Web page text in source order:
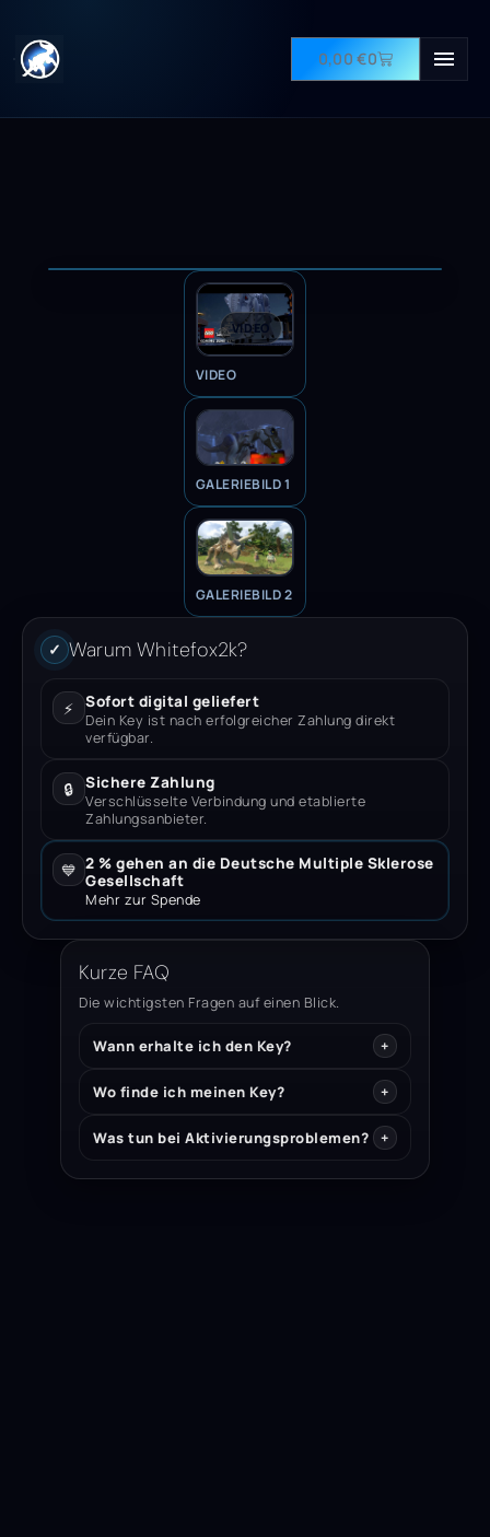
0,00€0
VIDEO
VIDEO
GALERIEBILD 1
GALERIEBILD 2
✓ Warum Whitefox2k?
⚡ Sofort digital geliefert
Dein Key ist nach erfolgreicher Zahlung direkt
verfügbar.
🔒 Sichere Zahlung
Verschlüsselte Verbindung und etablierte
Zahlungsanbieter.
💙 2 % gehen an die Deutsche Multiple Sklerose
Gesellschaft
Mehr zur Spende
Kurze FAQ
Die wichtigsten Fragen auf einen Blick.
Wann erhalte ich den Key?
Wo finde ich meinen Key?
Was tun bei Aktivierungsproblemen?